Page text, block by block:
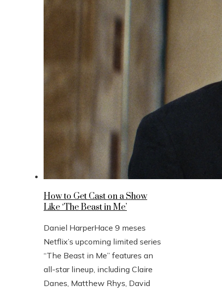
How to Get Cast on a Show
Like ‘The Beast in Me’
Daniel HarperHace 9 meses
Netflix’s upcoming limited series
“The Beast in Me” features an
all-star lineup, including Claire
Danes, Matthew Rhys, David